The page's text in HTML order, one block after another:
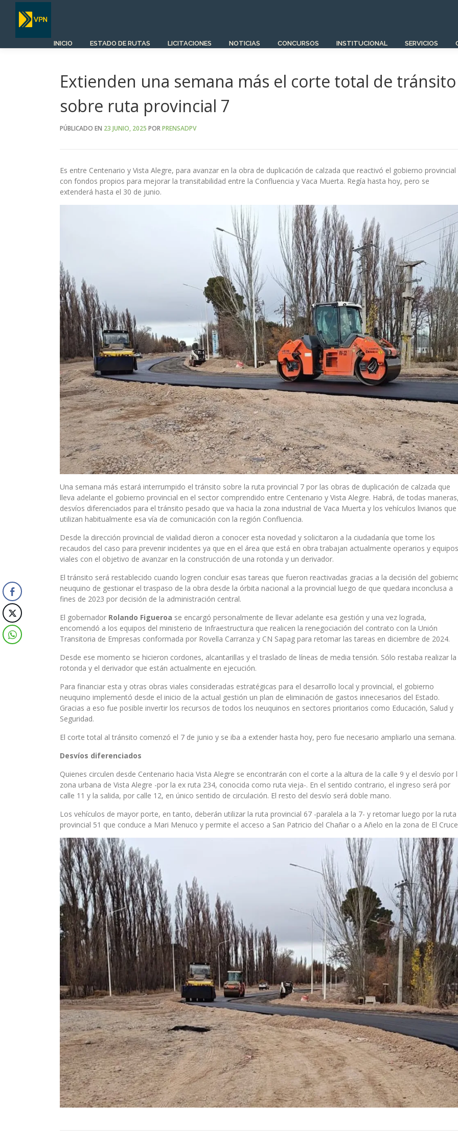
Saltar
contenido
INICIO ESTADO DE RUTAS LICITACIONES NOTICIAS CONCURSOS INSTITUCIONAL SERVICIOS
Extienden una semana más el corte total de tránsito
sobre ruta provincial 7
PÚBLICADO EN 23 JUNIO, 2025 PORPRENSADPV
Es entre Centenario y Vista Alegre, para avanzar en la obra de duplicación de calzada que reactivó el gobierno provincial
con fondos propios para mejorar la transitabilidad entre la Confluencia y Vaca Muerta. Regía hasta hoy, pero se
extenderá hasta el 30 de junio.
Una semana más estará interrumpido el tránsito sobre la ruta provincial 7 por las obras de duplicación de calzada que
lleva adelante el gobierno provincial en el sector comprendido entre Centenario y Vista Alegre. Habrá, de todas
desvíos diferenciados para el tránsito pesado que va hacia la zona industrial de Vaca Muerta y los vehículos livianos que
utilizan habitualmente esa vía de comunicación con la región Confluencia.
Desde la dirección provincial de vialidad dieron a conocer esta novedad y solicitaron a la ciudadanía que tome los
recaudos del caso para prevenir incidentes ya que en el área que está en obra trabajan actualmente operarios y equipos
viales con el objetivo de avanzar en la construcción de una rotonda y un derivador.
El tránsito será restablecido cuando logren concluir esas tareas que fueron reactivadas gracias a la decisión del
neuquino de gestionar el traspaso de la obra desde la órbita nacional a la provincial luego de que quedara inconclusa a
fines de 2023 por decisión de la administración central.
El gobernador Rolando Figueroa se encargó personalmente de llevar adelante esa gestión y una vez lograda,
encomendó a los equipos del ministerio de Infraestructura que realicen la renegociación del contrato con la Unión
Transitoria de Empresas conformada por Rovella Carranza y CN Sapag para retomar las tareas en diciembre de 2024.
Desde ese momento se hicieron cordones, alcantarillas y el traslado de líneas de media tensión. Sólo restaba realizar la
rotonda y el derivador que están actualmente en ejecución.
Para financiar esta y otras obras viales consideradas estratégicas para el desarrollo local y provincial, el gobierno
neuquino implementó desde el inicio de la actual gestión un plan de eliminación de gastos innecesarios del Estado.
Gracias a eso fue posible invertir los recursos de todos los neuquinos en sectores prioritarios como Educación, Salud y
Seguridad.
El corte total al tránsito comenzó el 7 de junio y se iba a extender hasta hoy, pero fue necesario ampliarlo una semana.
Desvíos diferenciados
Quienes circulen desde Centenario hacia Vista Alegre se encontrarán con el corte a la altura de la calle 9 y el desvío por
zona urbana de Vista Alegre -por la ex ruta 234, conocida como ruta vieja-. En el sentido contrario, el ingreso será por
calle 11 y la salida, por calle 12, en único sentido de circulación. El resto del desvío será doble mano.
Los vehículos de mayor porte, en tanto, deberán utilizar la ruta provincial 67 -paralela a la 7- y retomar luego por la ruta
provincial 51 que conduce a Mari Menuco y permite el acceso a San Patricio del Chañar o a Añelo en la zona de El